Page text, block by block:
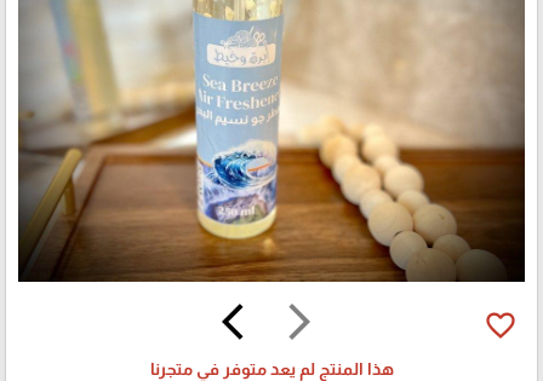
arrow_forward_ios
arrow_back_ios favorite_border
هذا المنتج لم يعد متوفر في متجرنا